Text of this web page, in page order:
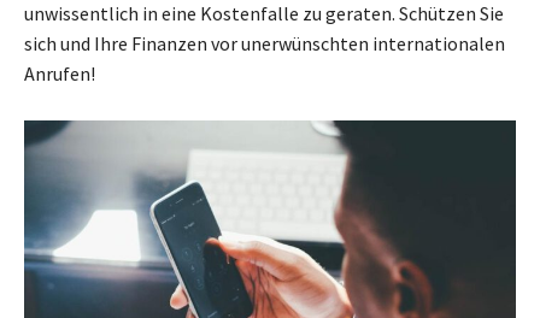
unwissentlich in eine Kostenfalle zu geraten. Schützen Sie
sich und Ihre Finanzen vor unerwünschten internationalen
Anrufen!